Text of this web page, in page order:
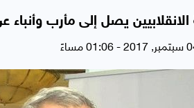
يصل إلى مأرب وأنباء